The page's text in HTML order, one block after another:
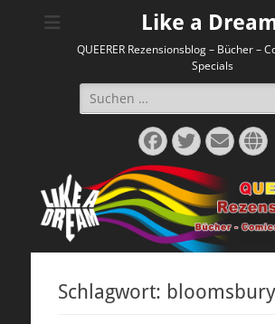
Like a
QUEERER Rezensionsblog – Bücher –
Specials
Suchen
nach:
Facebook
Twitter
E-
Mail
Schlagwort: bloomsbury